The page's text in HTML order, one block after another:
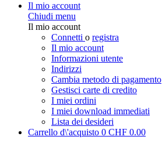
Il mio account
Chiudi menu
Il mio account
Connetti o registra
Il mio account
Informazioni utente
Indirizzi
Cambia metodo di pagamento
Gestisci carte di credito
I miei ordini
I miei download immediati
Lista dei desideri
Carrello d\'acquisto 0 CHF 0.00